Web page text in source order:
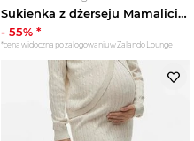
Sukienka z dżerseju Mamalicious beżowy
- 55% *
*cena widoczna po zalogowaniu w Zalando Lounge